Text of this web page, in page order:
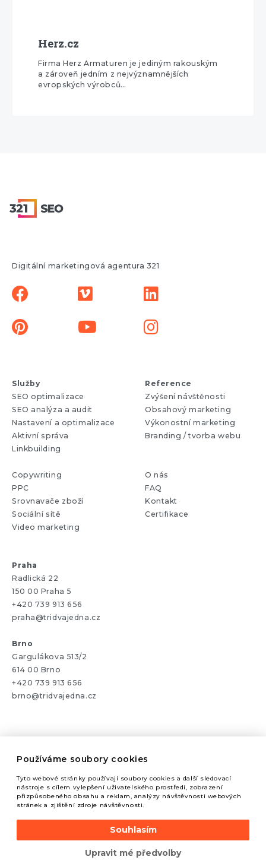
Používáme soubory cookies
Tyto webové stránky používají soubory cookies a další sledovací
nástroje s cílem vylepšení uživatelského prostředí, zobrazení
přizpůsobeného obsahu a reklam, analýzy návštěvnosti webových
stránek a zjištění zdroje návštěvnosti.
Souhlasím
Upravit mé předvolby
Herz.cz
Firma Herz Armaturen je jediným rakouským
a zároveň jedním z nejvýznamnějších
evropských výrobců…
Digitální marketingová agentura 321
Služby
SEO optimalizace
SEO analýza a audit
Nastavení a optimalizace
Aktivní správa
Linkbuilding
Copywriting
PPC
Srovnavače zboží
Sociální sítě
Video marketing
Reference
Zvýšení návštěnosti
Obsahový marketing
Výkonostní marketing
Branding / tvorba webu
O nás
FAQ
Kontakt
Certifikace
Praha
Radlická 22
150 00 Praha 5
+420 739 913 656
praha@tridvajedna.cz
Brno
Gargulákova 513/2
614 00 Brno
+420 739 913 656
brno@tridvajedna.cz